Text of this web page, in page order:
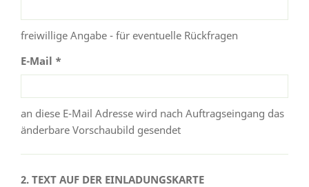
freiwillige Angabe - für eventuelle Rückfragen
E-Mail *
an diese E-Mail Adresse wird nach Auftragseingang das
änderbare Vorschaubild gesendet
2. TEXT AUF DER EINLADUNGSKARTE